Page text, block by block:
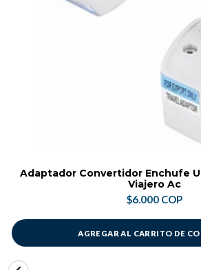
Adaptador Convertidor Enchufe
Viajero Ac
$6.000 COP
AGREGAR AL CARRITO DE